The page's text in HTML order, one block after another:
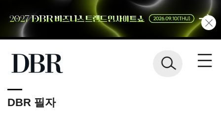
DBR 필자